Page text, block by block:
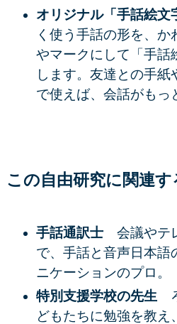
オリジナル「手話絵文
く使う手話の形を、
やマークにして「手話
します。友達との手紙
で使えば、会話がもっ
この自由研究に関連す
手話通訳士 会議やテ
で、手話と音声日本語
ニケーションのプロ。
特別支援学校の先生
どもたちに勉強を教え